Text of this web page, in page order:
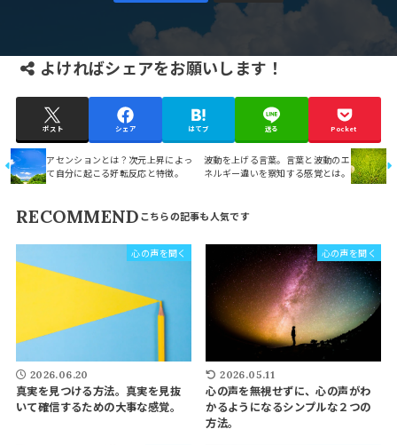
よければシェアをお願いします！
ポスト シェア はてブ 送る Pocket
アセンションとは？次元上昇によっ
て自分に起こる好転反応と特徴。
波動を上げる言葉。言葉と波動のエ
ネルギー違いを察知する感覚とは。
RECOMMEND
心の声を聞く
2026.06.20
真実を見つける方法。真実を見抜
いて確信するための大事な感覚。
心の声を聞く
2026.05.11
心の声を無視せずに、心の声がわ
かるようになるシンプルな２つの
方法。